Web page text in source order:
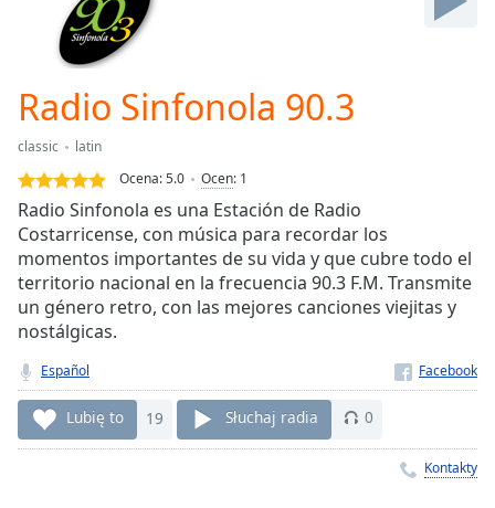
Current
Loaded :
0.00%
Stream
TypeLIVE
Seek to
currently
behind
LIVE
Remaining
Time-
1x
Radio Sinfonola 90.3
classic
latin
Ocena:5.0 Ocen: 1
Radio Sinfonola es una Estación de Radio
Costarricense, con música para recordar los
momentos importantes de su vida y que cubre todo el
territorio nacional en la frecuencia 90.3 F.M. Transmite
un género retro, con las mejores canciones viejitas y
nostálgicas.
Español
Lubię to 19 Słuchaj radia 0
Kontakty